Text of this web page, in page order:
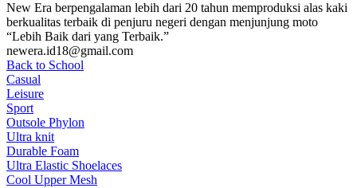
New Era berpengalaman lebih dari 20 tahun memproduksi alas kaki
berkualitas terbaik di penjuru negeri dengan menjunjung moto
“Lebih Baik dari yang Terbaik.”
newera.id18@gmail.com
Back to School
Casual
Leisure
Sport
Outsole Phylon
Ultra knit
Durable Foam
Ultra Elastic Shoelaces
Cool Upper Mesh